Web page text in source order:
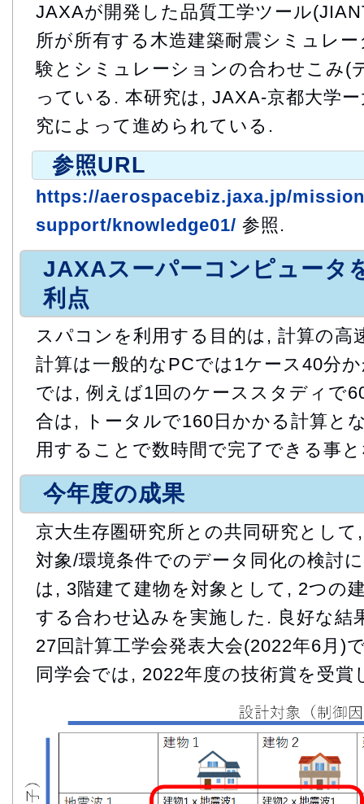
JAXAが開発した品質工学ツール
所が所有する木造建築耐震シミュレ
験とシミュレーションの合わせこみ(
っている. 本研究は, JAXA-京都大学
究によって進められている.
参照URL
https://aerospacebiz.jaxa.jp/
support/knowledge01/ 参照.
JAXAスーパーコンピュータ
利点
スパコンを利用する目的は, 計算の高
計算は一般的なPCでは1ケース40分
では, 例えば1回のケーススタディで
合は, トータルで160日かかる計算と
用することで数時間で完了できる事
今年度の成果
京大生存圏研究所との共同研究とし
対象/環境条件でのデータ同化の検討
は, 3階建て建物を対象として, 2つの
する合わせ込みを実施した. 良好な結
27回計算工学会発表大会(2022年6月)
同学会では, 2022年度の技術賞を受賞